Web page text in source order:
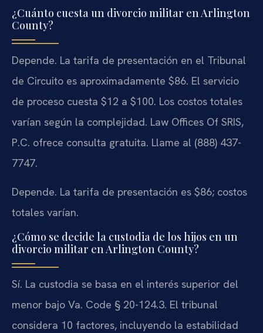
¿Cuánto cuesta un divorcio militar en Arlington
County?
Depende. La tarifa de presentación en el Tribunal
de Circuito es aproximadamente $86. El servicio
de proceso cuesta $12 a $100. Los costos totales
varían según la complejidad. Law Offices Of SRIS,
P.C. ofrece consulta gratuita. Llame al (888) 437-
7747.
Depende. La tarifa de presentación es $86; costos
totales varían.
¿Cómo se decide la custodia de los hijos en un
divorcio militar en Arlington County?
Sí. La custodia se basa en el interés superior del
menor bajo Va. Code § 20-124.3. El tribunal
considera 10 factores, incluyendo la estabilidad